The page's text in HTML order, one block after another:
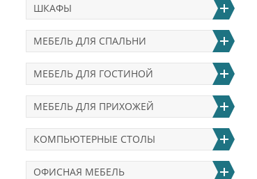
ШКАФЫ
МЕБЕЛЬ ДЛЯ СПАЛЬНИ
МЕБЕЛЬ ДЛЯ ГОСТИНОЙ
МЕБЕЛЬ ДЛЯ ПРИХОЖЕЙ
КОМПЬЮТЕРНЫЕ СТОЛЫ
ОФИСНАЯ МЕБЕЛЬ